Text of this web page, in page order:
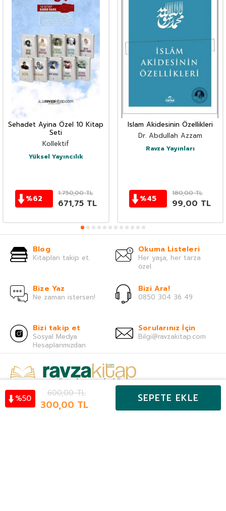
%50 600,00TL
300,00 TL SEPETE EKLE
Sehadet Ayina Özel 10 Kitap
Seti
Kollektif
Yüksel Yayıncılık
%62
1.750,00TL
671,75TL
Islam Akidesinin Özellikleri
Dr. Abdullah Azzam
Ravza Yayınları
%45
180,00TL
99,00 TL
Blog
Kitapları takip et.
Okuma Listeleri
Her yaşa, her tarza
özel.
Bize Yaz
Ne zaman istersen!
Bizi Ara!
0850 304 36 49
Bizi takip et
Sosyal Medya
Hesaplarımızdan
Sorularınız İçin
Bilgi@ravzakitap.com
Önemli Bilgiler
Kategoriler Hesabım Favoriler Sepet